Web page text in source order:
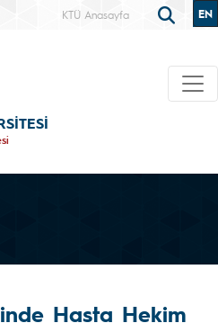
KTÜ Anasayfa EN
Hasta Hekim